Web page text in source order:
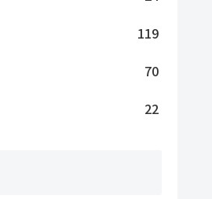
119
70
22